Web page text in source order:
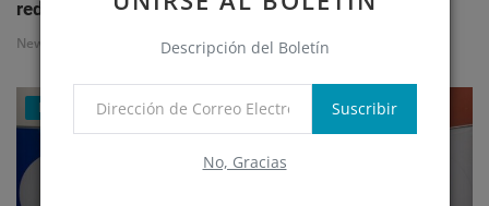
Descripción del Boletín
Suscribir
No, Gracias
redefi...
NewsAdmin Octubre 1, 2025
Mercado Inmobiliario Empresarial